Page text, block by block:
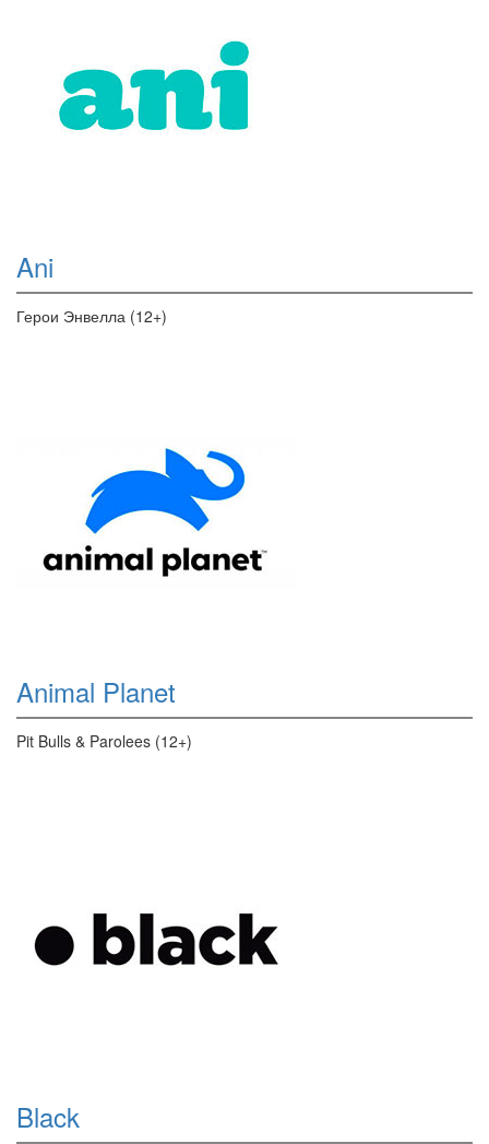
Ani
Герои Энвелла (12+)
Animal Planet
Pit Bulls & Parolees (12+)
Black